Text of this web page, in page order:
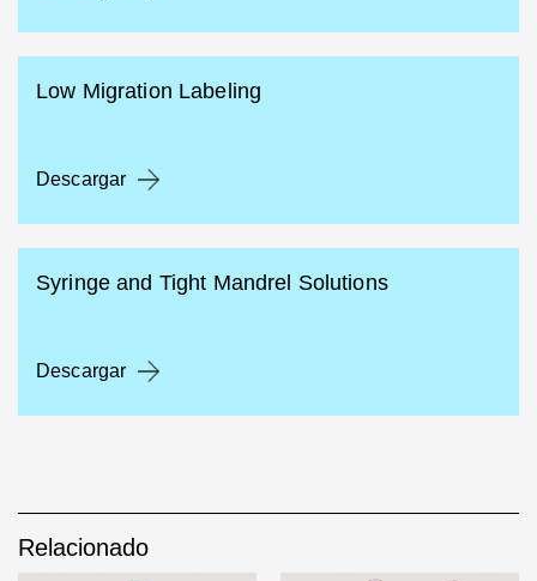
Low Migration Labeling
Descargar
Syringe and Tight Mandrel Solutions
Descargar
Relacionado